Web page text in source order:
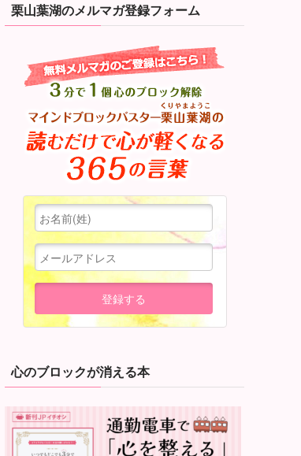
栗山葉湖のメルマガ登録フォーム
心のブロックが消える本